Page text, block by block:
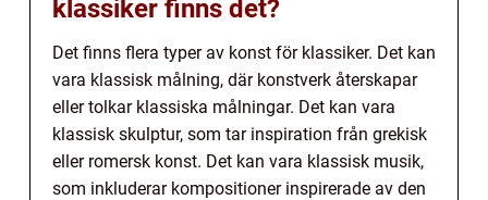
klassiker finns det?
Det finns flera typer av konst för klassiker. Det kan
vara klassisk målning, där konstverk återskapar
eller tolkar klassiska målningar. Det kan vara
klassisk skulptur, som tar inspiration från grekisk
eller romersk konst. Det kan vara klassisk musik,
som inkluderar kompositioner inspirerade av den